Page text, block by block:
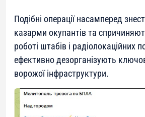
Подібні операції насамперед
казарми окупантів та
роботі штабів і радіолокаційних
ефективно дезорганізують
ворожої інфраструктури.